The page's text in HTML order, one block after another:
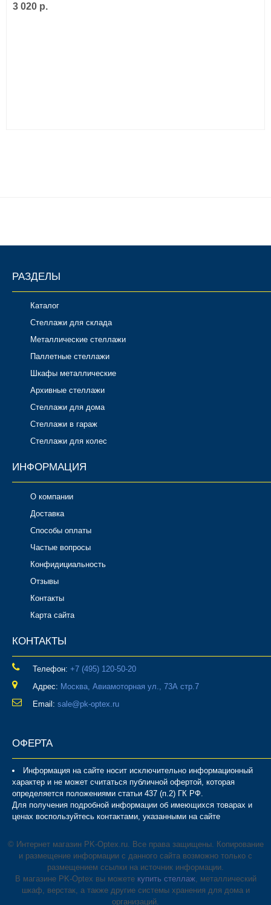
3 020 р.
РАЗДЕЛЫ
Каталог
Стеллажи для склада
Металлические стеллажи
Паллетные стеллажи
Шкафы металлические
Архивные стеллажи
Стеллажи для дома
Стеллажи в гараж
Стеллажи для колес
ИНФОРМАЦИЯ
О компании
Доставка
Способы оплаты
Частые вопросы
Конфидициальность
Отзывы
Контакты
Карта сайта
КОНТАКТЫ
Телефон: ‎+7 (495) 120-50-20
Адрес: Москва, Авиамоторная ул., 73А стр.7
Email: sale@pk-optex.ru
ОФЕРТА
Информация на сайте носит исключительно информационный
характер и не может считаться публичной офертой, которая
определяется положениями статьи 437 (п.2) ГК РФ.
Для получения подробной информации об имеющихся товарах и
ценах воспользуйтесь контактами, указанными на сайте
© Интернет магазин PK-Optex.ru. Все права защищены. Копирование
и размещение информации с данного сайта возможно только с
размещением ссылки на источник информации.
В магазине PK-Optex вы можете купить стеллаж, металлический
шкаф, верстак, а также другие системы хранения для дома и
организаций.